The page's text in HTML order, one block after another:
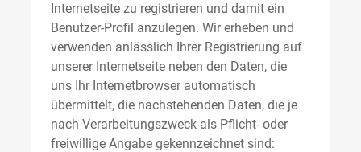
Internetseite zu registrieren und damit ein
Benutzer-Profil anzulegen. Wir erheben und
verwenden anlässlich Ihrer Registrierung auf
unserer Internetseite neben den Daten, die
uns Ihr Internetbrowser automatisch
übermittelt, die nachstehenden Daten, die je
nach Verarbeitungszweck als Pflicht- oder
freiwillige Angabe gekennzeichnet sind: